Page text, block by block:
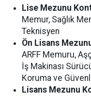
Lise Mezunu
Memur, Sağlık
Teknisyen
Ön Lisans
ARFF Memuru,
İş Makinası
Koruma ve
Lisans Mezunu